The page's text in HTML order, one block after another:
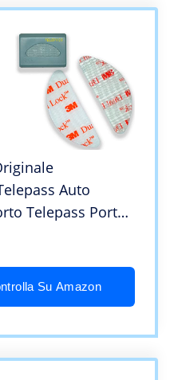
Auto
Telepass Porta
Su Amazon